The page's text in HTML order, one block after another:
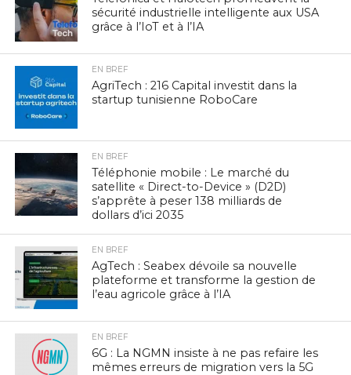
sécurité industrielle intelligente aux USA
grâce à l’IoT et à l’IA
EN BREF
AgriTech : 216 Capital investit dans la
startup tunisienne RoboCare
EN BREF
Téléphonie mobile : Le marché du
satellite « Direct-to-Device » (D2D)
s’apprête à peser 138 milliards de
dollars d’ici 2035
EN BREF
AgTech : Seabex dévoile sa nouvelle
plateforme et transforme la gestion de
l’eau agricole grâce à l’IA
EN BREF
6G : La NGMN insiste à ne pas refaire les
mêmes erreurs de migration vers la 5G